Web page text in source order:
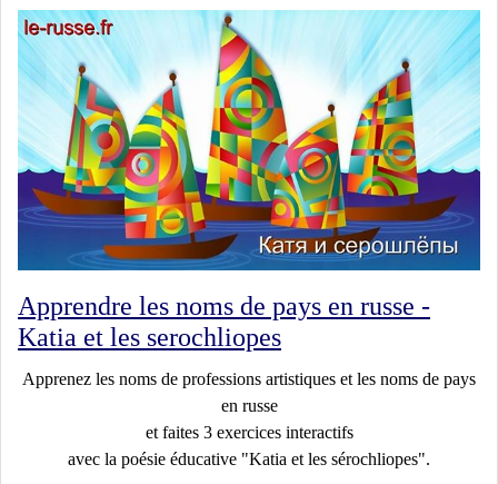
Apprendre les noms de pays en russe -
Katia et les serochliopes
Apprenez les noms de professions artistiques et les noms de pays
en russe
et faites 3 exercices interactifs
avec la poésie éducative "Katia et les sérochliopes".